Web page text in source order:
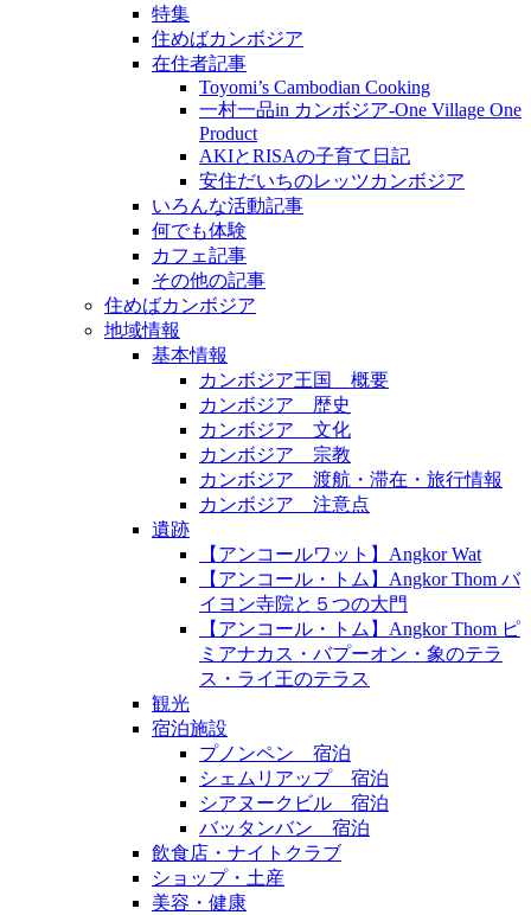
特集
住めばカンボジア
在住者記事
Toyomi’s Cambodian Cooking
一村一品in カンボジア-One Village One
Product
AKIとRISAの子育て日記
安住だいちのレッツカンボジア
いろんな活動記事
何でも体験
カフェ記事
その他の記事
住めばカンボジア
地域情報
基本情報
カンボジア王国 概要
カンボジア 歴史
カンボジア 文化
カンボジア 宗教
カンボジア 渡航・滞在・旅行情報
カンボジア 注意点
遺跡
【アンコールワット】Angkor Wat
【アンコール・トム】Angkor Thom バ
イヨン寺院と５つの大門
【アンコール・トム】Angkor Thom ピ
ミアナカス・バプーオン・象のテラ
ス・ライ王のテラス
観光
宿泊施設
プノンペン 宿泊
シェムリアップ 宿泊
シアヌークビル 宿泊
バッタンバン 宿泊
飲食店・ナイトクラブ
ショップ・土産
美容・健康